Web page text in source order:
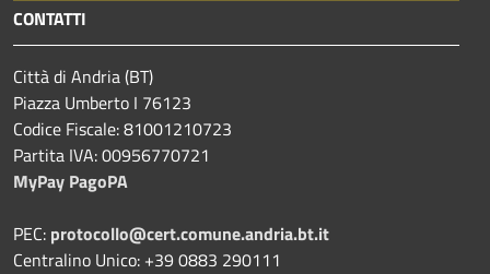
CONTATTI
Città di Andria (BT)
Piazza Umberto I 76123
Codice Fiscale: 81001210723
Partita IVA: 00956770721
MyPay PagoPA
PEC: protocollo@cert.comune.andria.bt.it
Centralino Unico: +39 0883 290111